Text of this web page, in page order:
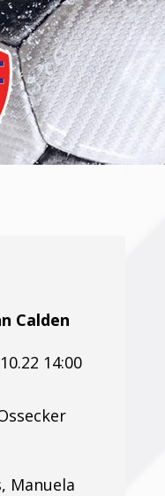
Calden
14:00
Manuela